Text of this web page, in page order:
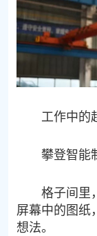
工作中的
攀登智能
格子间里
屏幕中的图纸
想法。